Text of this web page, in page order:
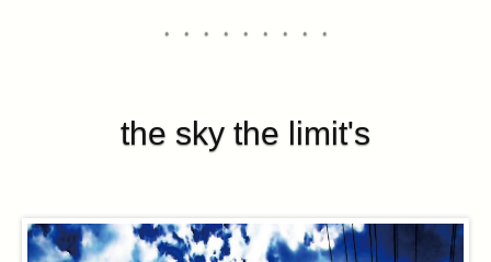
・・・・・・・・・
the sky the limit's